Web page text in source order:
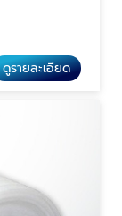
ดูรายละเอียด